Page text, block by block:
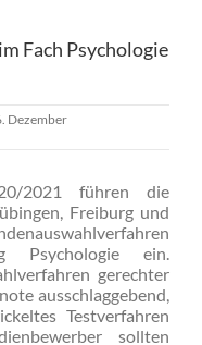
Fach Psychologie
Dezember
2021 führen die
Freiburg und
Psychologie ein.
gerechter
ausschlaggebend,
Testverfahren
sollten